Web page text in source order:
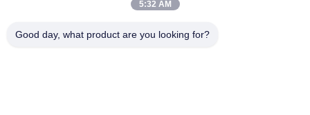
เครื่องเชื่อมแบบคู่ 120kW สําห
จอทตอนนี้
การรับรอง CE ขนาด 180kW
จอทตอนนี้
5:32 AM
Good day, what product are you looking for?